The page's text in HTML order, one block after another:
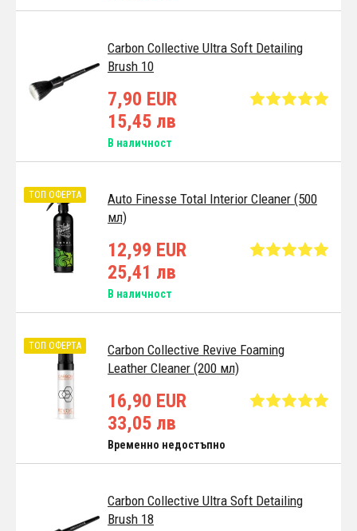
Carbon Collective Ultra Soft Detailing
Brush 10
7,90 EUR
15,45 лв
В наличност
Auto Finesse Total Interior Cleaner (500
мл)
ТОП ОФЕРТА
12,99 EUR
25,41 лв
В наличност
Carbon Collective Revive Foaming
Leather Cleaner (200 мл)
ТОП ОФЕРТА
16,90 EUR
33,05 лв
Временно недостъпно
Carbon Collective Ultra Soft Detailing
Brush 18